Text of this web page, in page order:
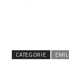
CATEGORIE